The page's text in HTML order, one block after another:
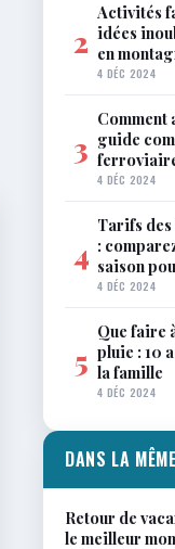
2
Activités
idées
en
4 DÉC 2024
3
Comment
guide
4 DÉC 2024
4
Tarifs
:
saison
4 DÉC 2024
5
Que faire
pluie : 10
la famille
4 DÉC 2024
DANS LA
Retour de
le meilleur